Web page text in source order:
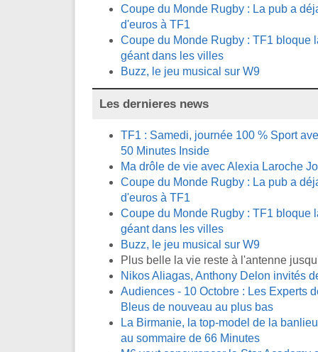
Coupe du Monde Rugby : La pub a
d'euros à TF1
Coupe du Monde Rugby : TF1 bloque
géant dans les villes
Buzz, le jeu musical sur W9
Les dernieres news
TF1 : Samedi, journée 100 % Sport
50 Minutes Inside
Ma drôle de vie avec Alexia Laroche
Coupe du Monde Rugby : La pub a
d'euros à TF1
Coupe du Monde Rugby : TF1 bloque
géant dans les villes
Buzz, le jeu musical sur W9
Plus belle la vie reste à l'antenne
Nikos Aliagas, Anthony Delon invités
Audiences - 10 Octobre : Les Experts
Bleus de nouveau au plus bas
La Birmanie, la top-model de la
au sommaire de 66 Minutes